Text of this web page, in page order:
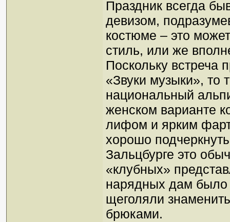
Праздник всегда
девизом,
костюме – это
стиль, или же
Поскольку встреча
«Звуки музыки», то
национальный
женском варианте
лифом и ярким
хорошо
Зальцбурге это
«клубных»
нарядных дам было
щеголяли
брюками.